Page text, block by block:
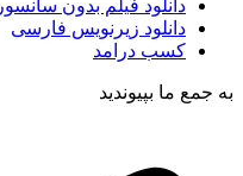
دانلود فیلم بدون سانسور
دانلود زیرنویس فارسی
کسب درامد
به جمع ما بپیوندید